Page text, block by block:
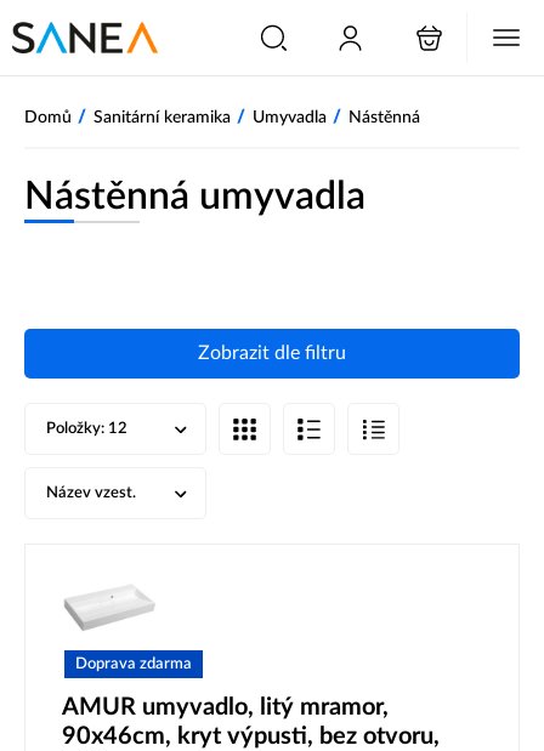
Domů / Sanitární keramika / Umyvadla / Nástěnná
Nástěnná umyvadla
Zobrazit dle filtru
Položky: 12
Název vzest.
Doprava zdarma
AMUR umyvadlo, litý mramor,
90x46cm, kryt výpusti, bez otvoru,